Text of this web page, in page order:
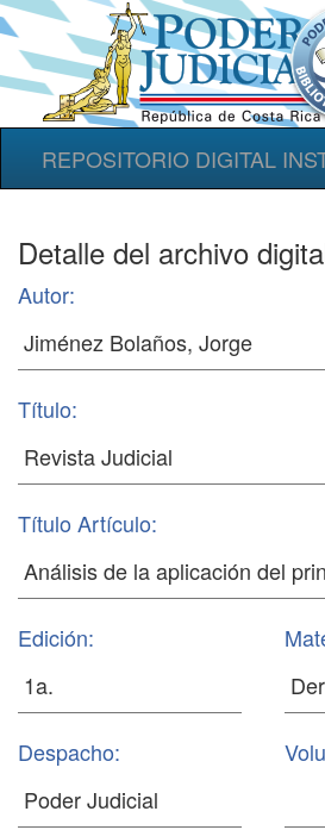
REPOSITORIO DIGITAL
Detalle del archivo
Autor:
Título:
Título Artículo:
Edición:
Despacho: